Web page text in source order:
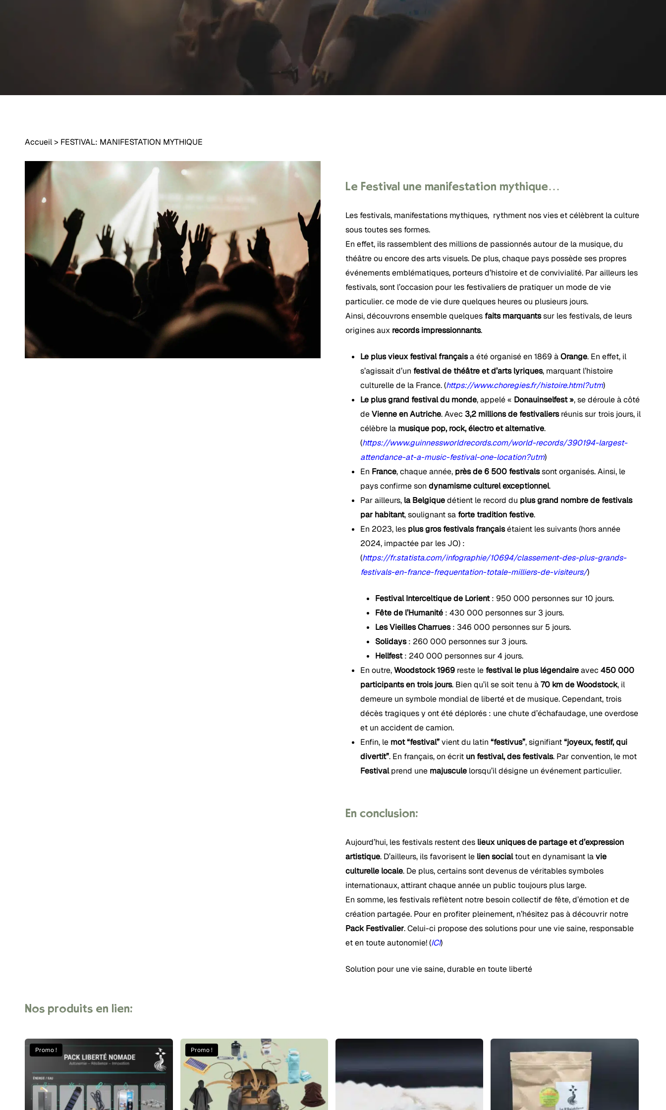
Appuyez sur Entrée pour rechercher ou sur Échap pour fermer.
Votre panier est vide.
Accueil> FESTIVAL: MANIFESTATION MYTHIQUE
Le Festival une manifestation mythique…
Les festivals, manifestations mythiques, rythment nos vies et célèbrent la culture
sous toutes ses formes.
En effet, ils rassemblent des millions de passionnés autour de la musique, du
théâtre ou encore des arts visuels. De plus, chaque pays possède ses propres
événements emblématiques, porteurs d’histoire et de convivialité. Par ailleurs les
festivals, sont l’occasion pour les festivaliers de pratiquer un mode de vie
particulier. ce mode de vie dure quelques heures ou plusieurs jours.
Ainsi, découvrons ensemble quelques faits marquantssur les festivals, de leurs
origines aux records impressionnants.
Le plus vieux festival françaisa été organisé en 1869 àOrange. En effet, il
s’agissait d’un festival de théâtre et d’arts lyriques, marquant l’histoire
culturelle de la France. (https://www.choregies.fr/histoire.html?utm)
Le plus grand festival du monde, appelé « Donauinselfest », se déroule à côté
deVienne en Autriche. Avec 3,2 millions de festivaliersréunis sur trois jours, il
célèbre la musique pop, rock, électro et alternative.
(https://www.guinnessworldrecords.com/world-records/390194-largest-
attendance-at-a-music-festival-one-location?utm)
En France, chaque année, près de 6 500 festivalssont organisés. Ainsi, le
pays confirme son dynamisme culturel exceptionnel.
Par ailleurs, la Belgiquedétient le record du plus grand nombre de festivals
par habitant, soulignant sa forte tradition festive.
En 2023, les plus gros festivals françaisétaient les suivants (hors année
2024, impactée par les JO) :
(https://fr.statista.com/infographie/10694/classement-des-plus-grands-
festivals-en-france-frequentation-totale-milliers-de-visiteurs/)
Festival Interceltique de Lorient: 950 000 personnes sur 10 jours.
Fête de l’Humanité : 430 000 personnes sur 3 jours.
Les Vieilles Charrues: 346 000 personnes sur 5 jours.
Solidays: 260 000 personnes sur 3 jours.
Hellfest: 240 000 personnes sur 4 jours.
En outre,Woodstock 1969 reste le festival le plus légendaireavec 450 000
participants en trois jours. Bien qu’il se soit tenu à70 km de Woodstock, il
demeure un symbole mondial de liberté et de musique. Cependant, trois
décès tragiques y ont été déplorés : une chute d’échafaudage, une overdose
et un accident de camion.
Enfin, le mot “festival”vient du latin “festivus”, signifiant“joyeux, festif, qui
divertit”. En français, on écrit un festival, des festivals. Par convention, le mot
Festivalprend une majuscule lorsqu’il désigne un événement particulier.
En conclusion:
Aujourd’hui, les festivals restent des lieux uniques de partage et d’expression
artistique. D’ailleurs, ils favorisent le lien socialtout en dynamisant lavie
culturelle locale. De plus, certains sont devenus de véritables symboles
internationaux, attirant chaque année un public toujours plus large.
En somme, les festivals reflètent notre besoin collectif de fête, d’émotion et de
création partagée. Pour en profiter pleinement, n’hésitez pas à découvrir notre
Pack Festivalier. Celui-ci propose des solutions pour une vie saine, responsable
et en toute autonomie! (ICI)
Solution pour une vie saine, durable en toute liberté
Nos produits en lien:
Promo ! Promo !